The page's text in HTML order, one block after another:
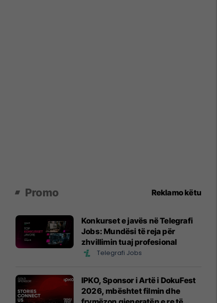
Promo Reklamo këtu
Konkurset e javës në Telegrafi
Jobs: Mundësi të reja për
zhvillimin tuaj profesional
Telegrafi Jobs
IPKO, Sponsor i Artë i DokuFest
2026, mbështet filmin dhe